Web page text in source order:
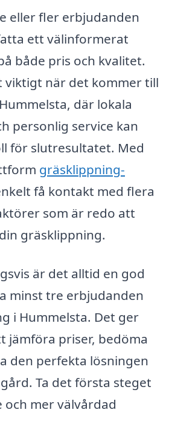
eller fler erbjudanden
ett välinformerat
både pris och kvalitet.
viktigt när det kommer till
där lokala
personlig service kan
för slutresultatet. Med
gräsklippning-
få kontakt med flera
som är redo att
gräsklippning.
är det alltid en god
minst tre erbjudanden
i Hummelsta. Det ger
jämföra priser, bedöma
den perfekta lösningen
Ta det första steget
mer välvårdad